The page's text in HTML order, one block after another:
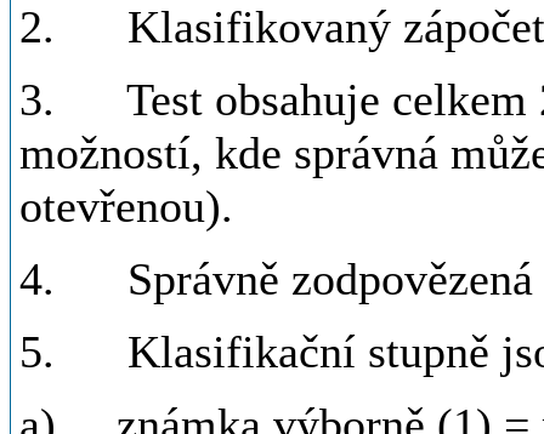
2. Klasifikovaný zápočet
3. Test obsahuje celkem
možností, kde správná
otevřenou).
4. Správně zodpovězená
5. Klasifikační stupně